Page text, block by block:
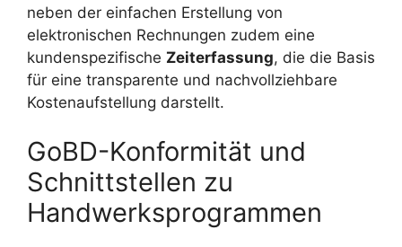
neben der einfachen Erstellung von
elektronischen Rechnungen zudem eine
kundenspezifische Zeiterfassung, die die Basis
für eine transparente und nachvollziehbare
Kostenaufstellung darstellt.
GoBD-Konformität und
Schnittstellen zu
Handwerksprogrammen